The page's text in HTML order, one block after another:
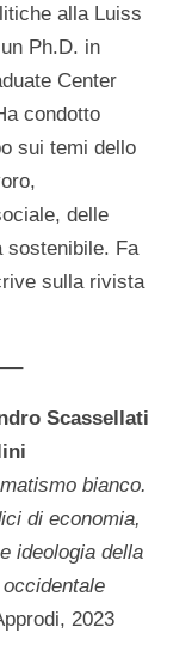
alla Luiss
Ph.D. in
Center
condotto
sui temi dello
delle
sostenibile. Fa
sulla rivista
Scassellati
bianco.
di economia,
ideologia della
2023